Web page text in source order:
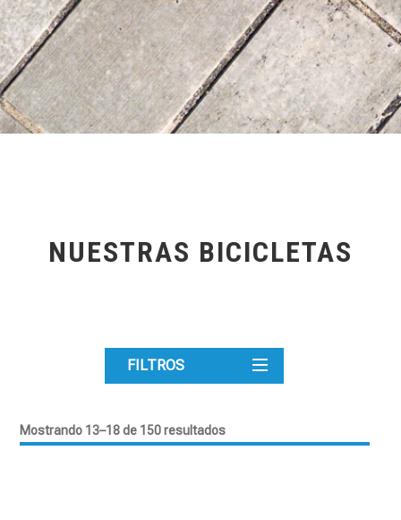
NUESTRAS BICICLETAS
FILTROS
Mostrando 13–18 de 150 resultados